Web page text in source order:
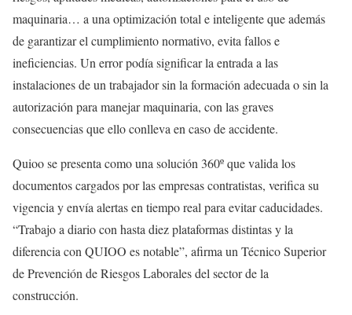
maquinaria… a una optimización total e inteligente que además
de garantizar el cumplimiento normativo, evita fallos e
ineficiencias. Un error podía significar la entrada a las
instalaciones de un trabajador sin la formación adecuada o sin la
autorización para manejar maquinaria, con las graves
consecuencias que ello conlleva en caso de accidente.
Quioo se presenta como una solución 360º que valida los
documentos cargados por las empresas contratistas, verifica su
vigencia y envía alertas en tiempo real para evitar caducidades.
“Trabajo a diario con hasta diez plataformas distintas y la
diferencia con QUIOO es notable”, afirma un Técnico Superior
de Prevención de Riesgos Laborales del sector de la
construcción.